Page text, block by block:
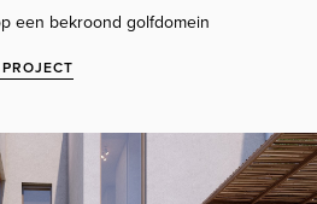
een bekroond golfdomein